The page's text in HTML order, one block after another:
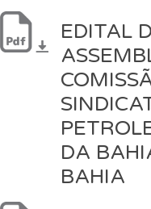
EDITAL
DA
BAHIA